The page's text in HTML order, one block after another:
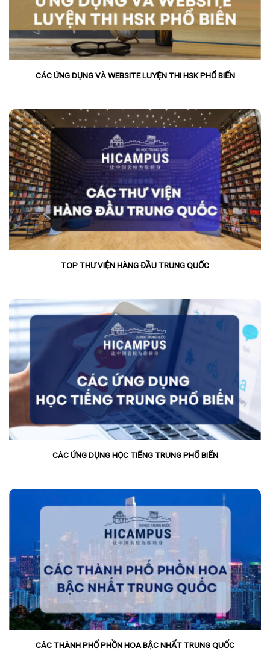
CÁC ỨNG DỤNG VÀ WEBSITE LUYỆN THI HSK PHỔ BIẾN
TOP THƯ VIỆN HÀNG ĐẦU TRUNG QUỐC
CÁC ỨNG DỤNG HỌC TIẾNG TRUNG PHỔ BIẾN
CÁC THÀNH PHỐ PHỒN HOA BẬC NHẤT TRUNG QUỐC